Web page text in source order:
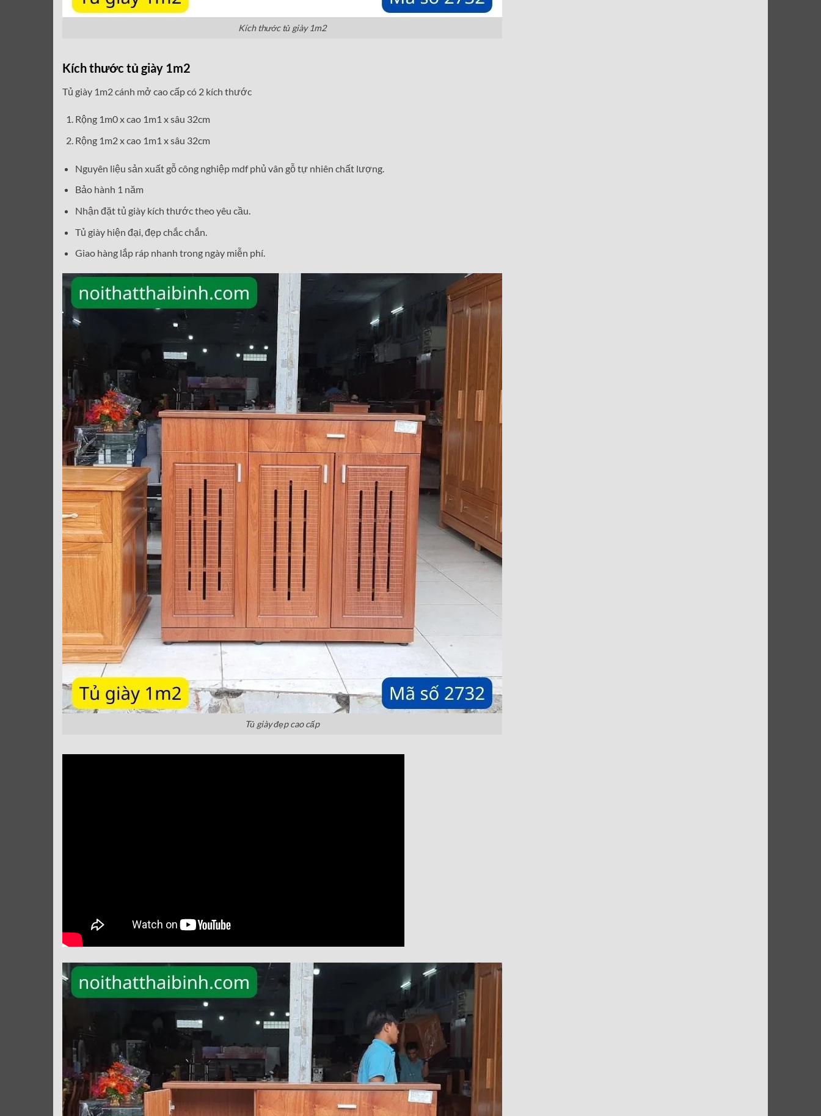
Kích thước tủ giày 1m2
Kích thước tủ giày 1m2
Tủ giày 1m2 cánh mở cao cấp có 2 kích thước
Rộng 1m0 x cao 1m1 x sâu 32cm
Rộng 1m2 x cao 1m1 x sâu 32cm
Nguyên liệu sản xuất gỗ công nghiệp mdf phủ vân gỗ tự nhiên chất lượng.
Bảo hành 1 năm
Nhận đặt tủ giày kích thước theo yêu cầu.
Tủ giày hiện đại, đẹp chắc chắn.
Giao hàng lắp ráp nhanh trong ngày miễn phí.
Tủ giày đẹp cao cấp